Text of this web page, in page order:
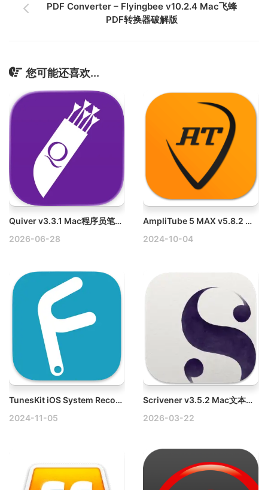
PDF Converter – Flyingbee v10.2.4 Mac飞蜂
PDF转换器破解版
您可能还喜欢...
Quiver v3.3.1 Mac程序员笔记应用破解版
2026-06-28
AmpliTube 5 MAX v5.8.2 Mac顶级吉他和贝斯放大器破解版
2024-10-04
TunesKit iOS System Recovery v4.5.0.41 Mac IOS设备系统恢复工具破解版
2024-11-05
Scrivener v3.5.2 Mac文本写作工具破解版
2026-03-22